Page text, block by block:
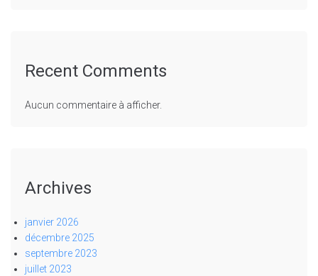
Recent Comments
Aucun commentaire à afficher.
Archives
janvier 2026
décembre 2025
septembre 2023
juillet 2023